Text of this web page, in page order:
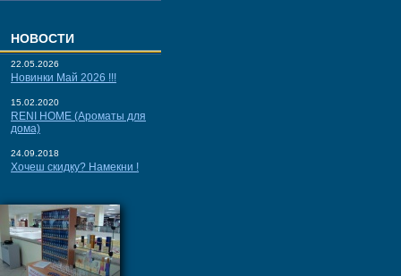
НОВОСТИ
22.05.2026
Новинки Май 2026 !!!
15.02.2020
RENI HOME (Ароматы для
дома)
24.09.2018
Хочеш скидку? Намекни !